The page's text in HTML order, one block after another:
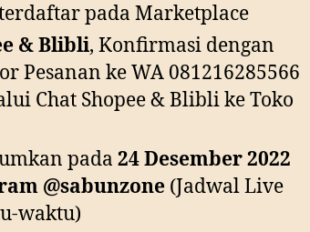
pada Marketplace
& Blibli, Konfirmasi dengan
Pesanan ke WA 081216285566
Chat Shopee & Blibli ke Toko
pada 24 Desember 2022
@sabunzone (Jadwal Live
waktu)